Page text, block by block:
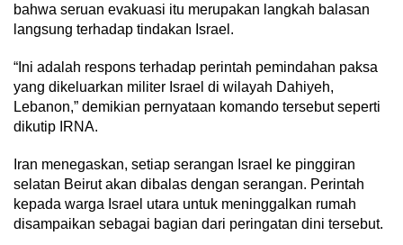
bahwa seruan evakuasi itu merupakan langkah balasan
langsung terhadap tindakan Israel.
“Ini adalah respons terhadap perintah pemindahan paksa
yang dikeluarkan militer Israel di wilayah Dahiyeh,
Lebanon,” demikian pernyataan komando tersebut seperti
dikutip IRNA.
Iran menegaskan, setiap serangan Israel ke pinggiran
selatan Beirut akan dibalas dengan serangan. Perintah
kepada warga Israel utara untuk meninggalkan rumah
disampaikan sebagai bagian dari peringatan dini tersebut.